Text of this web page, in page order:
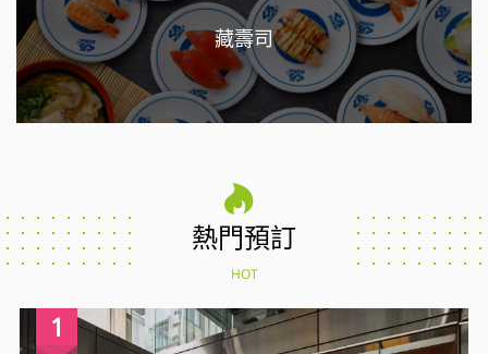
藏壽司
熱門預訂
HOT
1